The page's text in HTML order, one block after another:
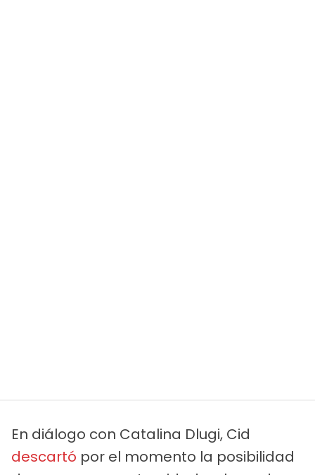
En diálogo con Catalina Dlugi, Cid
descartó por el momento la posibilidad